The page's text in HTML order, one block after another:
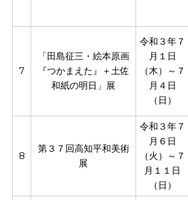
7
「田島征三・絵本原画
『つかまえた』＋土佐
和紙の明日」展
令和３年７
月１日
（木）～７
月４日
（日）
8
第３７回高知平和美術
展
令和３年７
月６日
（火）～７
月１１日
（日）